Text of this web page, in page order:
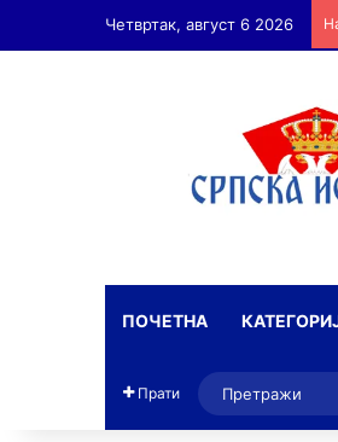
Четвртак, август 6 2026
ПОЧЕТНА
Прати